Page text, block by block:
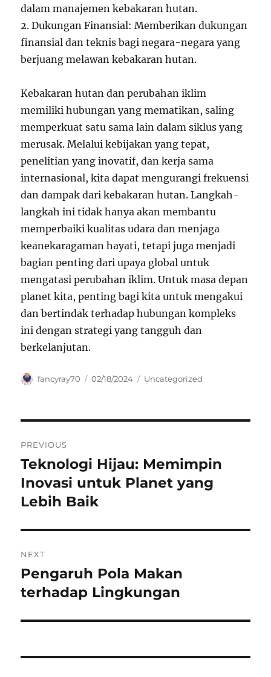
dalam manajemen kebakaran hutan.
2. Dukungan Finansial: Memberikan dukungan
finansial dan teknis bagi negara-negara yang
berjuang melawan kebakaran hutan.
Kebakaran hutan dan perubahan iklim
memiliki hubungan yang mematikan, saling
memperkuat satu sama lain dalam siklus yang
merusak. Melalui kebijakan yang tepat,
penelitian yang inovatif, dan kerja sama
internasional, kita dapat mengurangi frekuensi
dan dampak dari kebakaran hutan. Langkah-
langkah ini tidak hanya akan membantu
memperbaiki kualitas udara dan menjaga
keanekaragaman hayati, tetapi juga menjadi
bagian penting dari upaya global untuk
mengatasi perubahan iklim. Untuk masa depan
planet kita, penting bagi kita untuk mengakui
dan bertindak terhadap hubungan kompleks
ini dengan strategi yang tangguh dan
berkelanjutan.
Author
fancyray70
Posted
02/18/2024 Categories
Uncategorized
pos
PREVIOUS
Previous
post:
Teknologi Hijau: Memimpin
Inovasi untuk Planet yang
Lebih Baik
NEXT
Next
post:
Pengaruh Pola Makan
terhadap Lingkungan